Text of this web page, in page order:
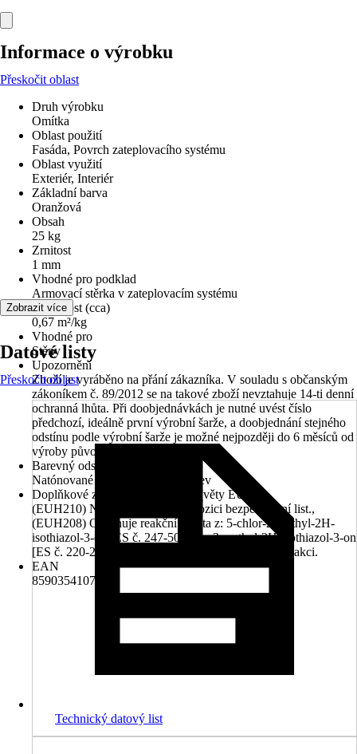
Informace o výrobku
Přeskočit oblast
Druh výrobku
Omítka
Oblast použití
Fasáda, Povrch zateplovacího systému
Oblast využití
Exteriér, Interiér
Základní barva
Oranžová
Obsah
25 kg
Zrnitost
1 mm
Vhodné pro podklad
Armovací stěrka v zateplovacím systému
Vydatnost (cca)
0,67 m²/kg
Vhodné pro
Stěny
Upozornění
Zboží je vyráběno na přání zákazníka. V souladu s občanským
zákoníkem č. 89/2012 se na takové zboží nevztahuje 14-ti denní
ochranná lhůta. Při doobjednávkách je nutné uvést číslo
předchozí, ideálně první výrobní šarže, a doobjednání stejného
odstínu podle výrobní šarže je možné nejpozději do 6 měsíců od
výroby původní šarže.
Barevný odstín
Natónované v centru míchání barev
Doplňkové znaky nebezpečnosti (věty EUH)
(EUH210) Na vyžádání je k dispozici bezpečnostní list.,
(EUH208) Obsahuje reakční hmota z: 5-chlor-2-methyl-2H-
isothiazol-3-on [ES č. 247-500-7] a 2-methyl-2H-isothiazol-3-on
[ES č. 220-239-6] (3:1). Může vyvolat alergickou reakci.
EAN
8590354107910
Zobrazit více
Datové listy
Přeskočit oblast
Technický datový list